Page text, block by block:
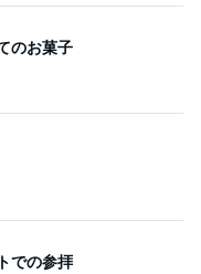
のお菓子
での参拝